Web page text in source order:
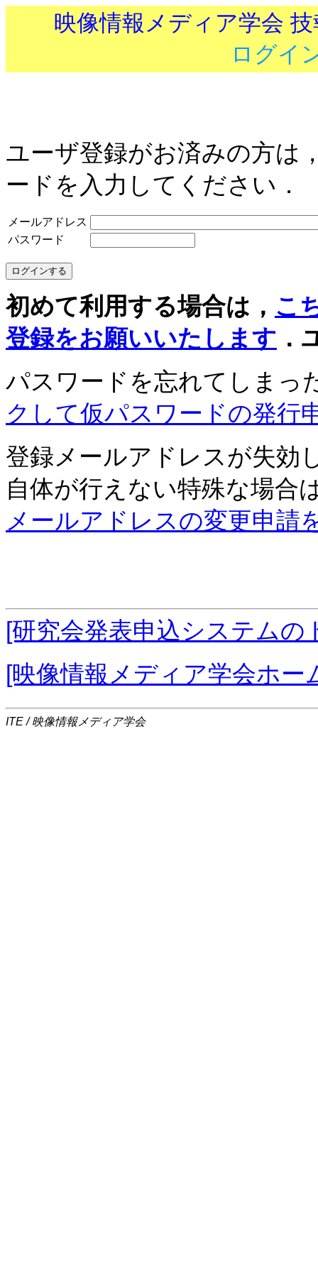
映像情報メディア学会
ログイ
ユーザ登録がお済みの方は
ードを入力してください．
メールアドレス
パスワード
初めて利用する場合は， こ
登録をお願いいたします ．
パスワードを忘れてしまっ
クして仮パスワードの発行
登録メールアドレスが失効
自体が行えない特殊な場合
メールアドレスの変更申請
[研究会発表申込システム
[映像情報メディア学会ホー
ITE / 映像情報メディア学会